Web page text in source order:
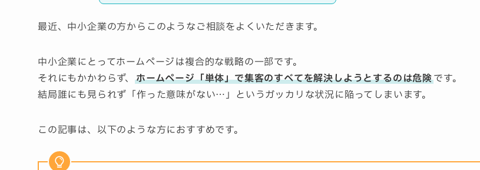
最近、中小企業の方からこのようなご相談をよくいただきます。
中小企業にとってホームページは複合的な戦略の一部です。
それにもかかわらず、
ホームページ「単体」で集客のすべてを解決しようとするのは危険です。
結局誰にも見られず「作った意味がない…」というガッカリな状況に陥ってしまいます。
この記事は、以下のような方におすすめです。